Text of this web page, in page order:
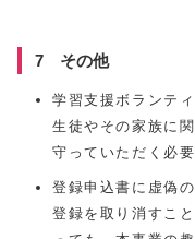
7 その他
学習支援ボランテ
生徒やその家族に
守っていただく必
登録申込書に虚偽
登録を取り消すこ